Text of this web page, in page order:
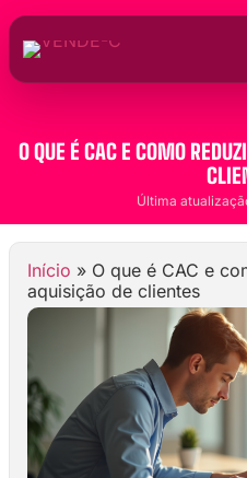
O QUE É CAC E COMO
Última
Início » O que é CAC e
aquisição de clientes